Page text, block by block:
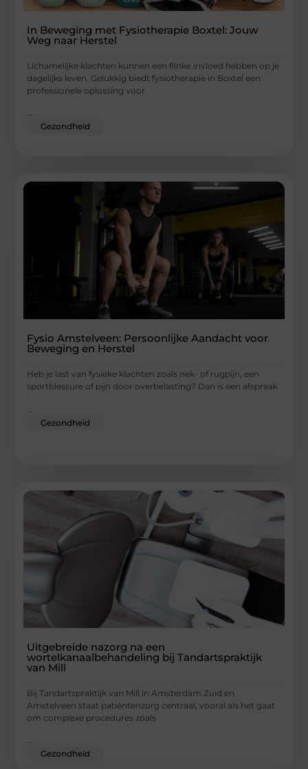
In Beweging met Fysiotherapie Boxtel: Jouw
Weg naar Herstel
Lichamelijke klachten kunnen een flinke invloed hebben op je
dagelijks leven. Gelukkig biedt fysiotherapie in Boxtel een
professionele oplossing voor
...
Gezondheid
Fysio Amstelveen: Persoonlijke Aandacht voor
Beweging en Herstel
Heb je last van fysieke klachten zoals nek- of rugpijn, een
sportblessure of pijn door overbelasting? Dan is een afspraak
Gezondheid
Uitgebreide nazorg na een
wortelkanaalbehandeling bij Tandartspraktijk
van Mill
Bij Tandartspraktijk van Mill in Amsterdam Zuid en
Amstelveen staat patiëntenzorg centraal, vooral als het gaat
om complexe procedures zoals
...
Gezondheid